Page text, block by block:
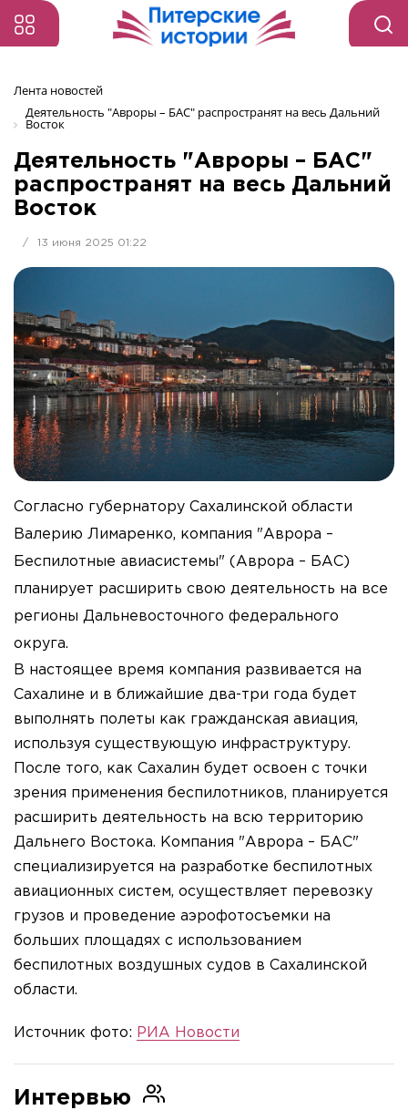
Лента новостей
Деятельность "Авроры – БАС" распространят на весь Дальний
Восток
Деятельность "Авроры – БАС"
распространят на весь Дальний
Восток
/ 13 июня 2025 01:22
Согласно губернатору Сахалинской области
Валерию Лимаренко, компания "Аврора –
Беспилотные авиасистемы" (Аврора – БАС)
планирует расширить свою деятельность на все
регионы Дальневосточного федерального
округа.
В настоящее время компания развивается на
Сахалине и в ближайшие два-три года будет
выполнять полеты как гражданская авиация,
используя существующую инфраструктуру.
После того, как Сахалин будет освоен с точки
зрения применения беспилотников, планируется
расширить деятельность на всю территорию
Дальнего Востока. Компания "Аврора – БАС"
специализируется на разработке беспилотных
авиационных систем, осуществляет перевозку
грузов и проведение аэрофотосъемки на
больших площадях с использованием
беспилотных воздушных судов в Сахалинской
области.
Источник фото: РИА Новости
Интервью